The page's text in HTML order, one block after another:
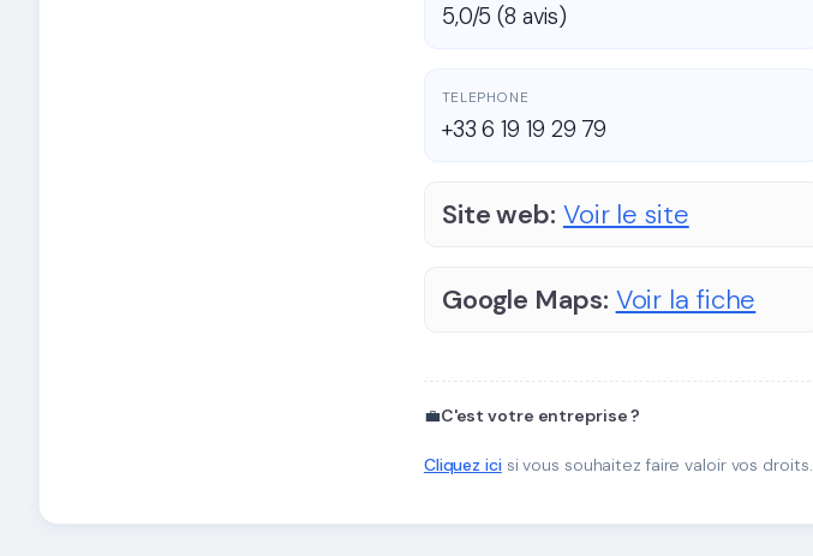
5,0/5 (8 avis)
TELEPHONE
+33 6 19 19 29 79
Site web: Voir le site
Google Maps: Voir la fiche
💼C'est votre entreprise ?
Cliquez icisi vous souhaitez faire valoir vos droits.